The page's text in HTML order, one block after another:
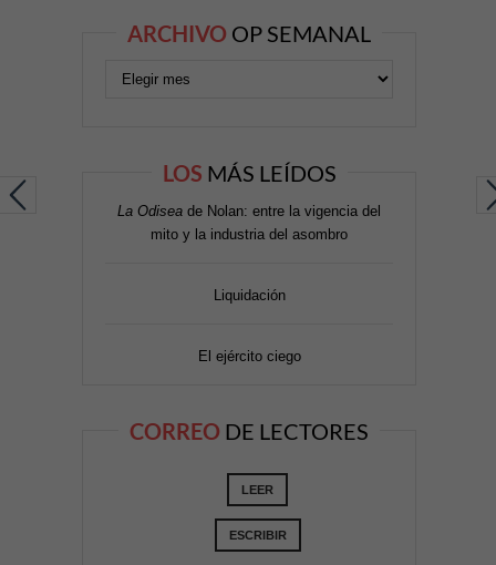
ARCHIVO OP SEMANAL
LOS MÁS LEÍDOS
La Odisea de Nolan: entre la vigencia del
mito y la industria del asombro
Liquidación
El ejército ciego
CORREO DE LECTORES
LEER
ESCRIBIR